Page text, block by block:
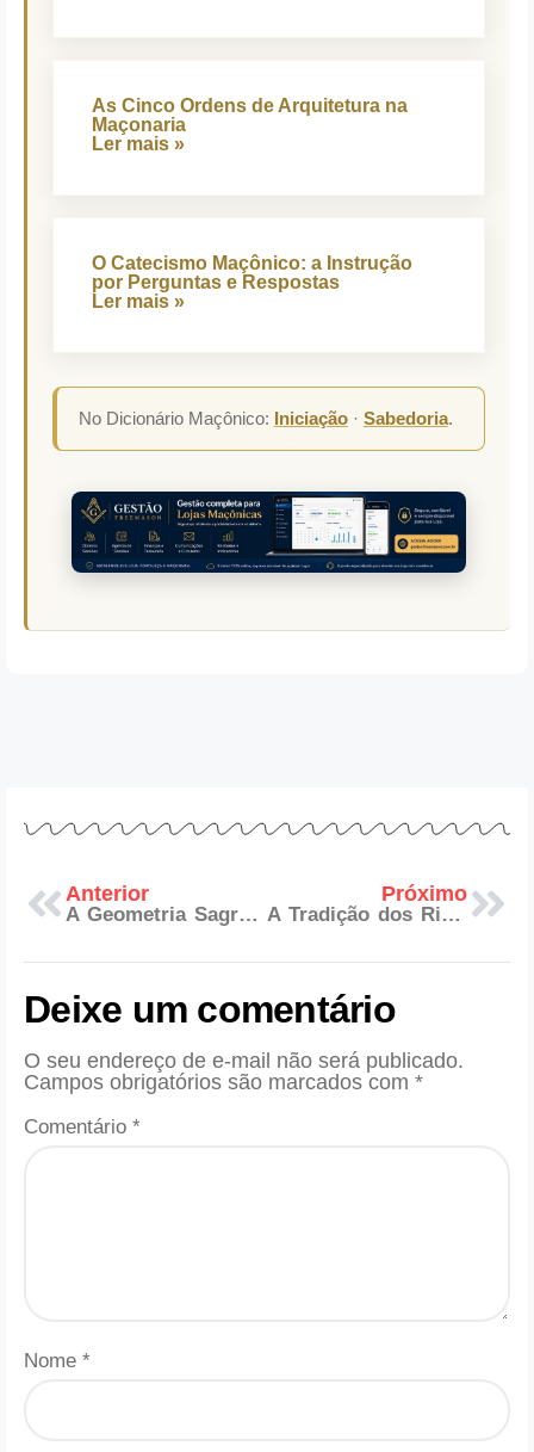
As Cinco Ordens de Arquitetura na
Maçonaria
Ler mais »
O Catecismo Maçônico: a Instrução
por Perguntas e Respostas
Ler mais »
No Dicionário Maçônico: Iniciação· Sabedoria.
Anterior
A Geometria Sagrada e seu Lugar na Filosofia Maçônica
Próximo
A Tradição dos Ritos na Maçonaria e seu Significado
Deixe um comentário
O seu endereço de e-mail não será publicado.
Campos obrigatórios são marcados com *
Comentário *
Nome *